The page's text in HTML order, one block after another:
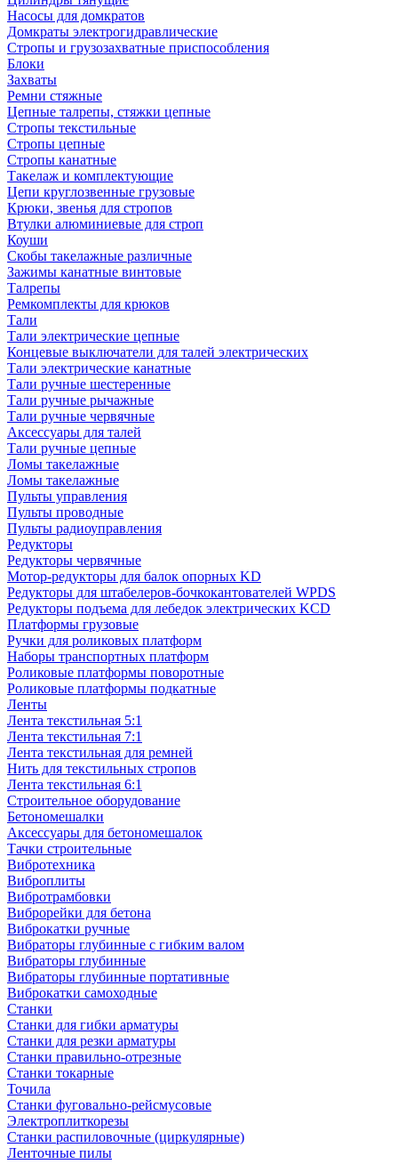
Насосы для домкратов
Домкраты электрогидравлические
Стропы и грузозахватные приспособления
Блоки
Захваты
Ремни стяжные
Цепные талрепы, стяжки цепные
Стропы текстильные
Стропы цепные
Стропы канатные
Такелаж и комплектующие
Цепи круглозвенные грузовые
Крюки, звенья для стропов
Втулки алюминиевые для строп
Коуши
Скобы такелажные различные
Зажимы канатные винтовые
Талрепы
Ремкомплекты для крюков
Тали
Тали электрические цепные
Концевые выключатели для талей электрических
Тали электрические канатные
Тали ручные шестеренные
Тали ручные рычажные
Тали ручные червячные
Аксессуары для талей
Тали ручные цепные
Ломы такелажные
Ломы такелажные
Пульты управления
Пульты проводные
Пульты радиоуправления
Редукторы
Редукторы червячные
Мотор-редукторы для балок опорных KD
Редукторы для штабелеров-бочкокантователей WPDS
Редукторы подъема для лебедок электрических KCD
Платформы грузовые
Ручки для роликовых платформ
Наборы транспортных платформ
Роликовые платформы поворотные
Роликовые платформы подкатные
Ленты
Лента текстильная 5:1
Лента текстильная 7:1
Лента текстильная для ремней
Нить для текстильных стропов
Лента текстильная 6:1
Строительное оборудование
Бетономешалки
Аксессуары для бетономешалок
Тачки строительные
Вибротехника
Виброплиты
Вибротрамбовки
Виброрейки для бетона
Виброкатки ручные
Вибраторы глубинные с гибким валом
Вибраторы глубинные
Вибраторы глубинные портативные
Виброкатки самоходные
Станки
Станки для гибки арматуры
Станки для резки арматуры
Станки правильно-отрезные
Станки токарные
Точила
Станки фуговально-рейсмусовые
Электроплиткорезы
Станки распиловочные (циркулярные)
Ленточные пилы